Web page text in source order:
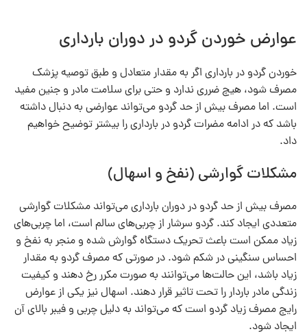
عوارض خوردن گردو در دوران بارداری
خوردن گردو در بارداری اگر به مقدار متعادل و طبق توصیه پزشک
مصرف شود، هیچ ضرری ندارد و حتی برای سلامت مادر و جنین مفید
است. اما مصرف بیش از حد گردو می‌تواند عوارضی به دنبال داشته
باشد که در ادامه مضرات گردو در بارداری را بیشتر توضیح خواهیم
داد.
مشکلات گوارشی (نفخ و اسهال)
مصرف بیش از حد گردو در دوران بارداری می‌تواند مشکلات گوارشی
متعددی ایجاد کند. گردو سرشار از چربی‌های سالم است، اما چربی‌های
زیاد ممکن است باعث تحریک دستگاه گوارش شده و منجر به نفخ و
احساس سنگینی در شکم شود. در صورتی که مصرف گردو به مقدار
زیاد باشد، این حالت‌ها می‌توانند به صورت مکرر رخ دهند و کیفیت
زندگی مادر باردار را تحت تاثیر قرار دهند. اسهال نیز یکی از عوارض
رایج مصرف زیاد گردو است که می‌تواند به دلیل چربی و فیبر بالای آن
ایجاد شود.